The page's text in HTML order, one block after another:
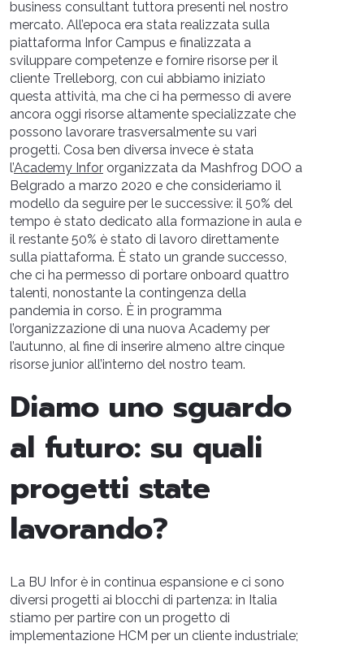
business consultant tuttora presenti nel nostro
mercato. All’epoca era stata realizzata sulla
piattaforma Infor Campus e finalizzata a
sviluppare competenze e fornire risorse per il
cliente Trelleborg, con cui abbiamo iniziato
questa attività, ma che ci ha permesso di avere
ancora oggi risorse altamente specializzate che
possono lavorare trasversalmente su vari
progetti. Cosa ben diversa invece è stata
l’Academy Infor organizzata da Mashfrog DOO a
Belgrado a marzo 2020 e che consideriamo il
modello da seguire per le successive: il 50% del
tempo è stato dedicato alla formazione in aula e
il restante 50% è stato di lavoro direttamente
sulla piattaforma. È stato un grande successo,
che ci ha permesso di portare onboard quattro
talenti, nonostante la contingenza della
pandemia in corso. È in programma
l’organizzazione di una nuova Academy per
l’autunno, al fine di inserire almeno altre cinque
risorse junior all’interno del nostro team.
Diamo uno sguardo
al futuro: su quali
progetti state
lavorando?
La BU Infor è in continua espansione e ci sono
diversi progetti ai blocchi di partenza: in Italia
stiamo per partire con un progetto di
implementazione HCM per un cliente industriale;